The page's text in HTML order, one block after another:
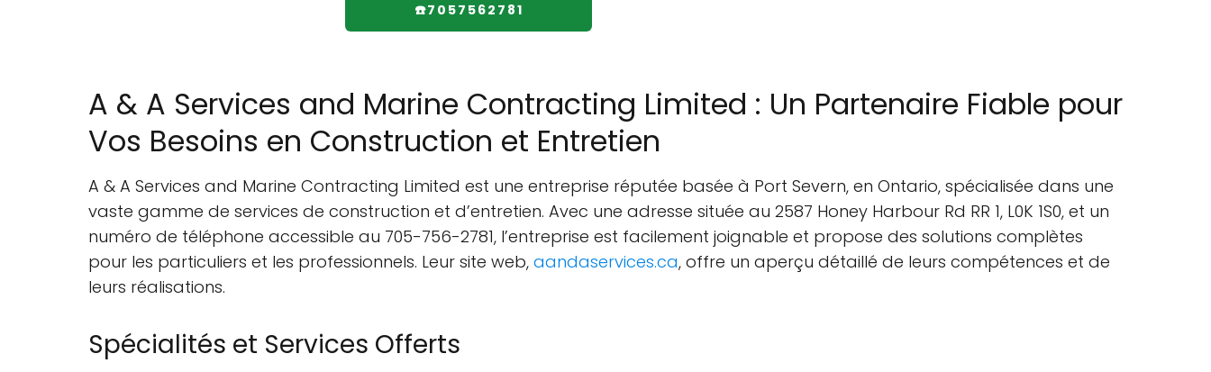
☎️7057562781
A & A Services and Marine Contracting Limited : Un Partenaire Fiable pour
Vos Besoins en Construction et Entretien
A & A Services and Marine Contracting Limited est une entreprise réputée basée à Port Severn, en Ontario, spécialisée dans une
vaste gamme de services de construction et d’entretien. Avec une adresse située au 2587 Honey Harbour Rd RR 1, L0K 1S0, et un
numéro de téléphone accessible au 705-756-2781, l’entreprise est facilement joignable et propose des solutions complètes
pour les particuliers et les professionnels. Leur site web, aandaservices.ca, offre un aperçu détaillé de leurs compétences et de
leurs réalisations.
Spécialités et Services Offerts